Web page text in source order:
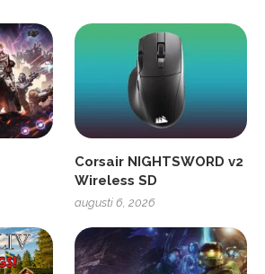
Corsair NIGHTSWORD v2
Wireless SD
augusti 6, 2026